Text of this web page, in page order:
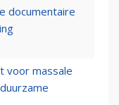
documentaire
voor massale